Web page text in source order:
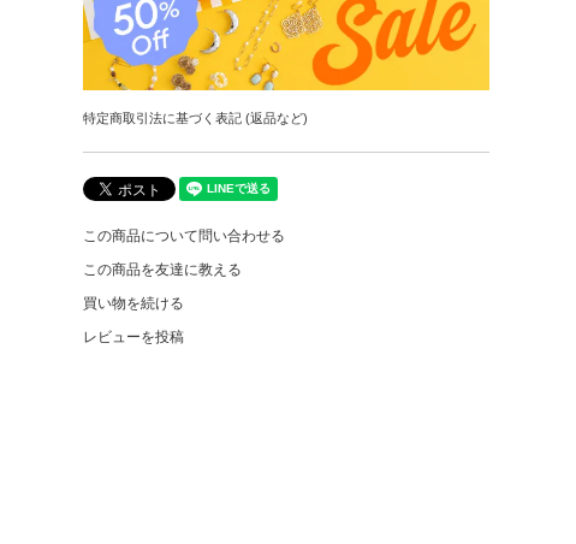
特定商取引法に基づく表記 (返品など)
この商品について問い合わせる
この商品を友達に教える
買い物を続ける
レビューを投稿